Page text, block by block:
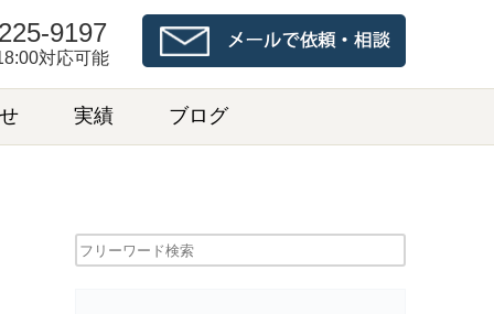
9197
対応可能
実績 ブログ
検索